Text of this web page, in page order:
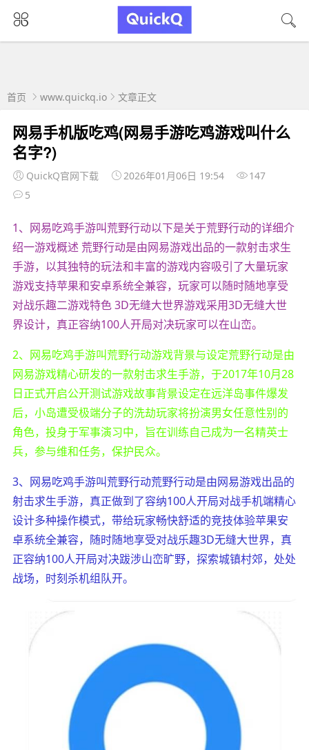
首页 www.quickq.io 文章正文
网易手机版吃鸡(网易手游吃鸡游戏叫什么
名字?)
QuickQ官网下载 2026年01月06日 19:54
147
5
1、网易吃鸡手游叫荒野行动以下是关于荒野行动的详细介
绍一游戏概述 荒野行动是由网易游戏出品的一款射击求生
手游，以其独特的玩法和丰富的游戏内容吸引了大量玩家
游戏支持苹果和安卓系统全兼容，玩家可以随时随地享受
对战乐趣二游戏特色 3D无缝大世界游戏采用3D无缝大世
界设计，真正容纳100人开局对决玩家可以在山峦。
2、网易吃鸡手游叫荒野行动游戏背景与设定荒野行动是由
网易游戏精心研发的一款射击求生手游，于2017年10月28
日正式开启公开测试游戏故事背景设定在远洋岛事件爆发
后，小岛遭受极端分子的洗劫玩家将扮演男女任意性别的
角色，投身于军事演习中，旨在训练自己成为一名精英士
兵，参与维和任务，保护民众。
3、网易吃鸡手游叫荒野行动荒野行动是由网易游戏出品的
射击求生手游，真正做到了容纳100人开局对战手机端精心
设计多种操作模式，带给玩家畅快舒适的竞技体验苹果安
卓系统全兼容，随时随地享受对战乐趣3D无缝大世界，真
正容纳100人开局对决跋涉山峦旷野，探索城镇村郊，处处
战场，时刻杀机组队开。